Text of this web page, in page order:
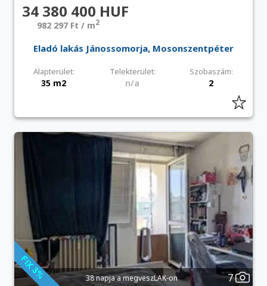
34 380 400 HUF
982 297 Ft / m2
Eladó lakás Jánossomorja, Mosonszentpéter
Alapterület: Telekterület: Szobaszám:
35 m2 n/a 2
38 napja a megveszLAK-on 7